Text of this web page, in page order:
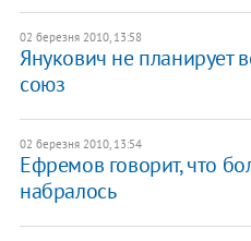
02 березня 2010, 13:58
Янукович не планирует
союз
02 березня 2010, 13:54
Ефремов говорит, что
набралось